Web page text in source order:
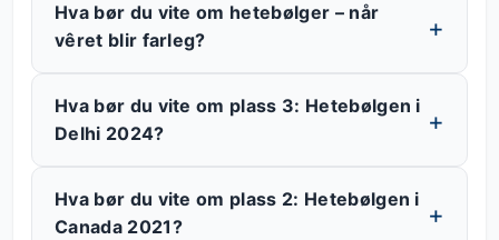
Hva bør du vite om hetebølger – når
vêret blir farleg?
Hva bør du vite om plass 3: Hetebølgen i
Delhi 2024?
Hva bør du vite om plass 2: Hetebølgen i
Canada 2021?